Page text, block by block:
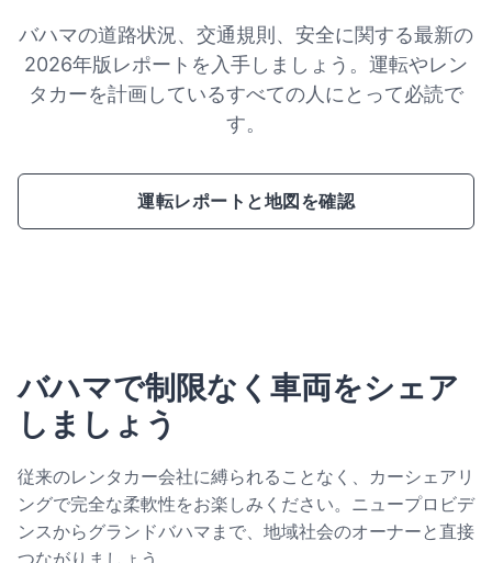
バハマの道路状況、交通規則、安全に関する最新の
2026年版レポートを入手しましょう。運転やレン
タカーを計画しているすべての人にとって必読で
す。
運転レポートと地図を確認
バハマで制限なく車両をシェア
しましょう
従来のレンタカー会社に縛られることなく、カーシェアリ
ングで完全な柔軟性をお楽しみください。ニュープロビデ
ンスからグランドバハマまで、地域社会のオーナーと直接